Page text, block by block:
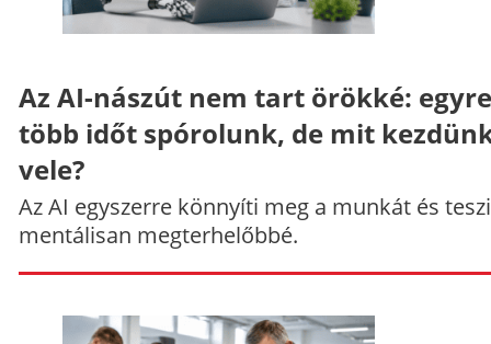
Az AI-nászút nem tart örökké: egyre
több időt spórolunk, de mit
vele?
Az AI egyszerre könnyíti meg a munkát és
mentálisan megterhelőbbé.